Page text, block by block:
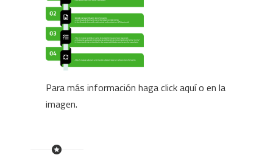
Para más información hagaclick aquío en la
imagen.